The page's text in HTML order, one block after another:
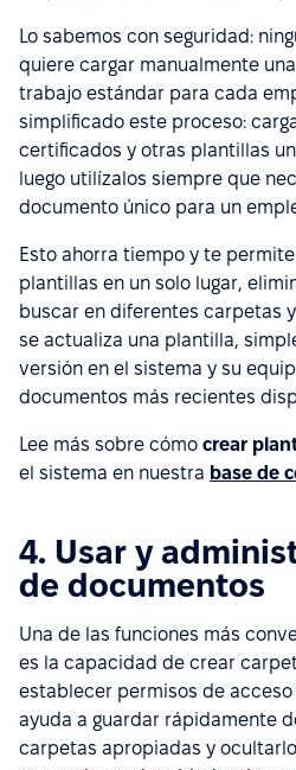
Lo sabemos con seguridad:
quiere cargar manualmente
trabajo estándar para cada
simplificado este proceso:
certificados y otras plantillas
luego utilízalos siempre que
documento único para un
Esto ahorra tiempo y te
plantillas en un solo lugar,
buscar en diferentes carpetas
se actualiza una plantilla,
versión en el sistema y su
documentos más recientes
Lee más sobre cómo crear
el sistema en nuestra base de
4. Usar y
de documentos
Una de las funciones más
es la capacidad de crear
establecer permisos de
ayuda a guardar rápidamente
carpetas apropiadas y